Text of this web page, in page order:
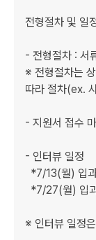
전형절차 및 일
﻿﻿- 전형절차 :
※ 전형절차는
따라 절차(ex.
- 지원서 접수
- 인터뷰 일정
※ 인터뷰 일정